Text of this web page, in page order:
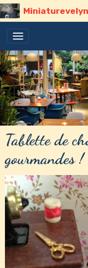
Tablette de
gourmandes !